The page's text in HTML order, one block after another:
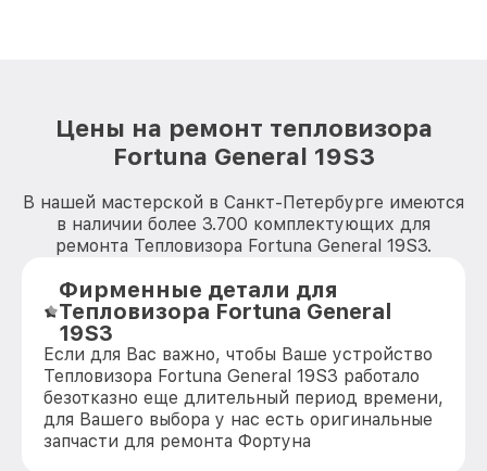
Цены на ремонт тепловизора
Fortuna General 19S3
В нашей мастерской в Санкт-Петербурге имеются
в наличии более 3.700 комплектующих для
ремонта Тепловизора Fortuna General 19S3.
Фирменные детали для
Тепловизора Fortuna General
19S3
Если для Вас важно, чтобы Ваше устройство
Тепловизора Fortuna General 19S3 работало
безотказно еще длительный период времени,
для Вашего выбора у нас есть оригинальные
запчасти для ремонта Фортуна